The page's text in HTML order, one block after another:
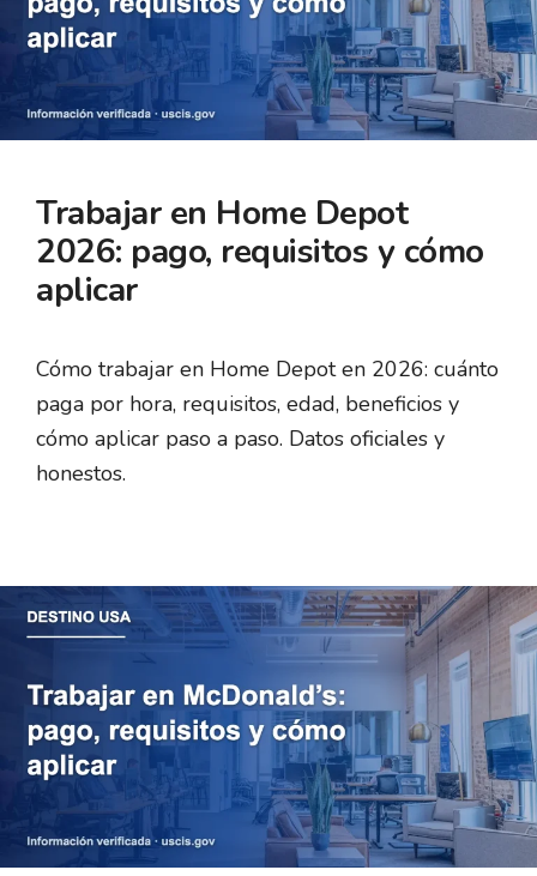
Trabajar en Home Depot
2026: pago, requisitos y cómo
aplicar
Cómo trabajar en Home Depot en 2026: cuánto
paga por hora, requisitos, edad, beneficios y
cómo aplicar paso a paso. Datos oficiales y
honestos.